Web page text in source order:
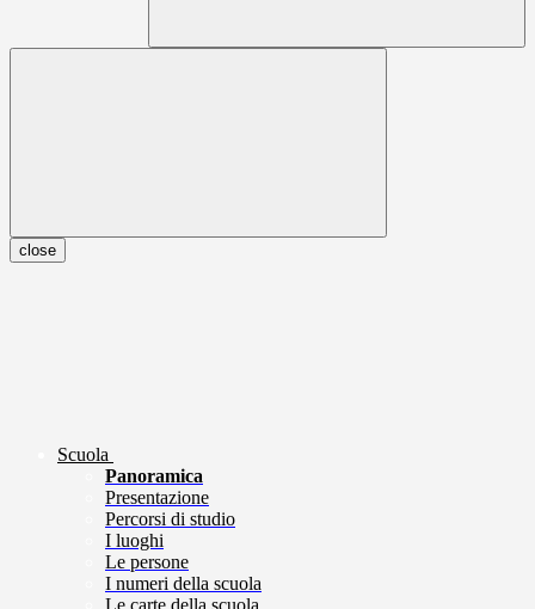
close
Scuola
Panoramica
Presentazione
Percorsi di studio
I luoghi
Le persone
I numeri della scuola